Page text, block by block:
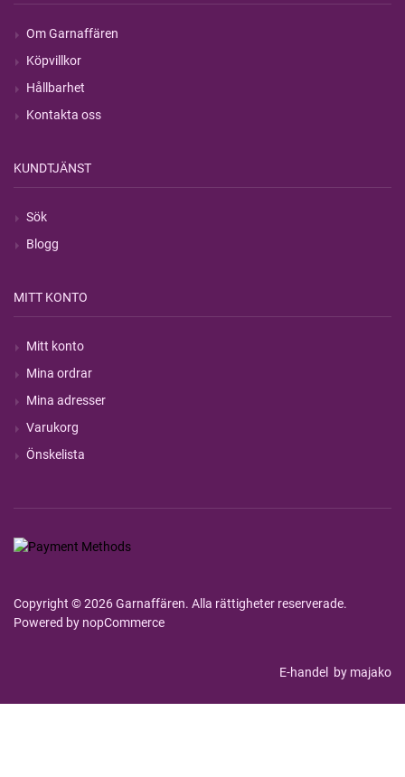
Om Garnaffären
Köpvillkor
Hållbarhet
Kontakta oss
KUNDTJÄNST
Sök
Blogg
MITT KONTO
Mitt konto
Mina ordrar
Mina adresser
Varukorg
Önskelista
Copyright © 2026 Garnaffären. Alla rättigheter reserverade.
Powered by nopCommerce
E-handel by majako